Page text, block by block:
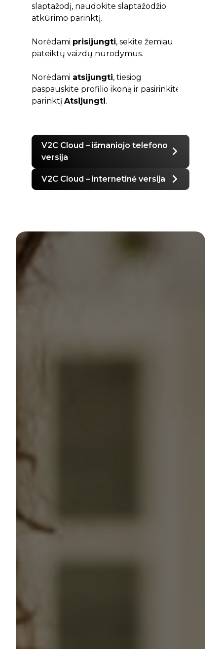
slaptažodį, naudokite slaptažodžio
atkūrimo parinktį.
Norėdami prisijungti, sekite žemiau
pateiktų vaizdų nurodymus.
Norėdami atsijungti, tiesiog
paspauskite profilio ikoną ir pasirinkite
parinktį Atsijungti.
V2C Cloud – išmaniojo telefono
versija
V2C Cloud – internetinė versija